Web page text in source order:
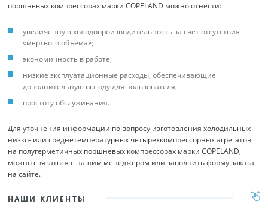
поршневых компрессорах марки COPELAND можно отнести:
увеличенную холодопроизводительность за счет отсутствия
«мертвого объема»;
экономичность в работе;
низкие эксплуатационные расходы, обеспечивающие
дополнительную выгоду для пользователя;
простоту обслуживания.
Для уточнения информации по вопросу изготовления холодильных
низко- или среднетемпературных четырехкомпрессорных агрегатов
на полугерметичных поршневых компрессорах марки COPELAND,
можно связаться с нашим менеджером или заполнить форму заказа
на сайте.
НАШИ КЛИЕНТЫ